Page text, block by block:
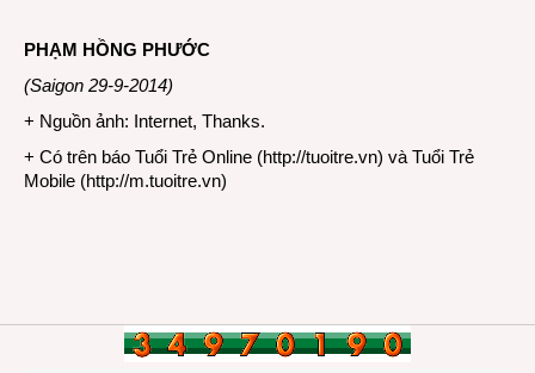
PHẠM HỒNG PHƯỚC
(Saigon 29-9-2014)
+ Nguồn ảnh: Internet, Thanks.
+ Có trên báo Tuổi Trẻ Online (http://tuoitre.vn) và Tuổi Trẻ
Mobile (http://m.tuoitre.vn)